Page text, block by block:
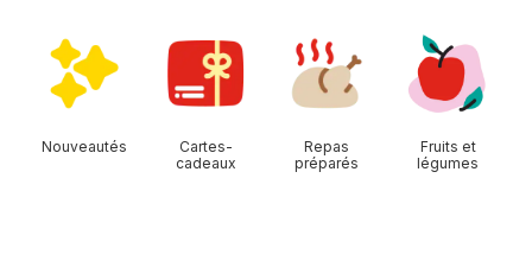
Nouveautés
Cartes-
cadeaux
Repas
préparés
Fruits et
légumes